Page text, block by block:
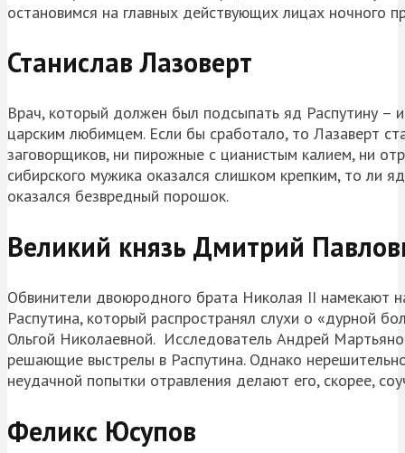
остановимся на главных действующих лицах ночного
Станислав Лазоверт
Врач, который должен был подсыпать яд Распутину –
царским любимцем. Если бы сработало, то Лазаверт
заговорщиков, ни пирожные с цианистым калием, ни
сибирского мужика оказался слишком крепким, то ли
оказался безвредный порошок.
Великий князь Дмитрий
Обвинители двоюродного брата Николая II намекают
Распутина, который распространял слухи о «дурной
Ольгой Николаевной. Исследователь Андрей
решающие выстрелы в Распутина. Однако
неудачной попытки отравления делают его, скорее,
Феликс Юсупов